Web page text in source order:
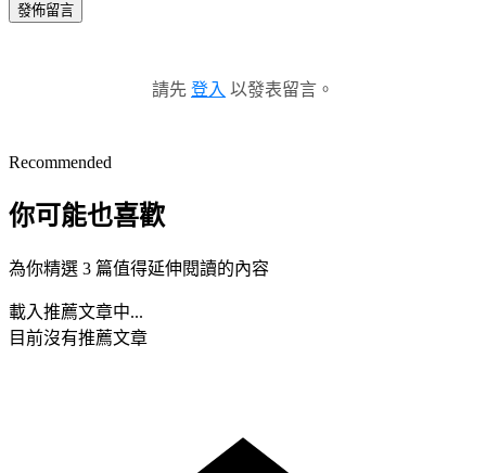
發佈留言
請先 登入 以發表留言。
Recommended
你可能也喜歡
為你精選 3 篇值得延伸閱讀的內容
載入推薦文章中...
目前沒有推薦文章